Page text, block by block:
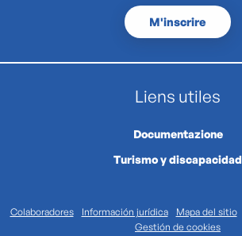
M'inscrire
Liens utiles
Documentazione
Turismo y discapacidad
Colaboradores Información jurídica Mapa del sitio
Gestión de cookies